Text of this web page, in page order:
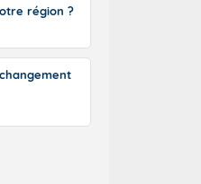
région ?